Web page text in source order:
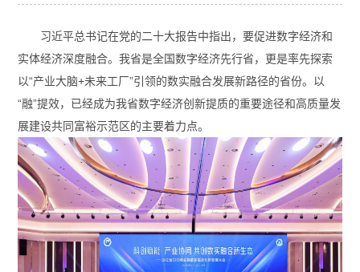
习近平总书记在党的二十大报告中指出，要促进数字经济和
实体经济深度融合。我省是全国数字经济先行省，更是率先探索
以“产业大脑+未来工厂”引领的数实融合发展新路径的省份。以
“融”提效，已经成为我省数字经济创新提质的重要途径和高质量发
展建设共同富裕示范区的主要着力点。